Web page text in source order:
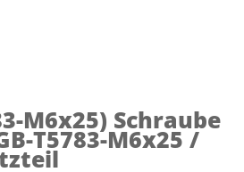
M6x25) Schraube
T5783-M6x25 /